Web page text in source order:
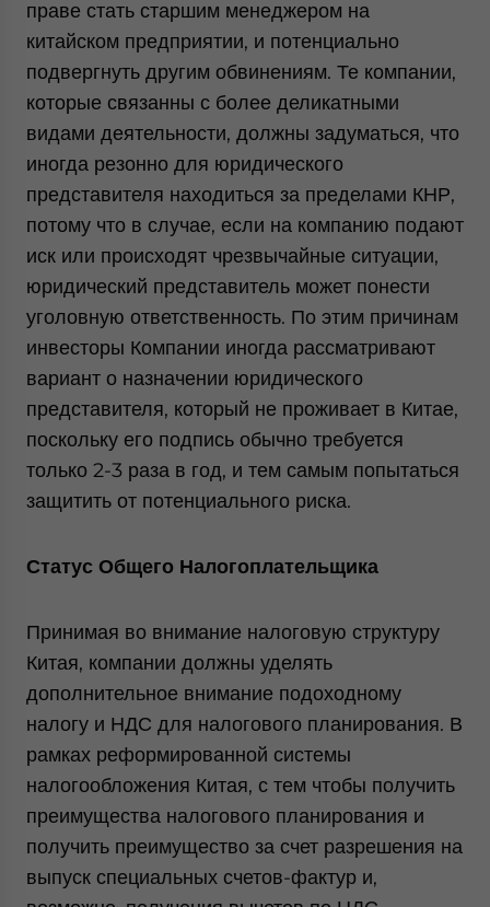
праве стать старшим менеджером на
китайском предприятии, и потенциально
подвергнуть другим обвинениям. Те компании,
которые связанны с более деликатными
видами деятельности, должны задуматься, что
иногда резонно для юридического
представителя находиться за пределами КНР,
потому что в случае, если на компанию подают
иск или происходят чрезвычайные ситуации,
юридический представитель может понести
уголовную ответственность. По этим причинам
инвесторы Компании иногда рассматривают
вариант о назначении юридического
представителя, который не проживает в Китае,
поскольку его подпись обычно требуется
только 2-3 раза в год, и тем самым попытаться
защитить от потенциального риска.
Статус Общего Налогоплательщика
Принимая во внимание налоговую структуру
Китая, компании должны уделять
дополнительное внимание подоходному
налогу и НДС для налогового планирования. В
рамках реформированной системы
налогообложения Китая, с тем чтобы получить
преимущества налогового планирования и
получить преимущество за счет разрешения на
выпуск специальных счетов-фактур и,